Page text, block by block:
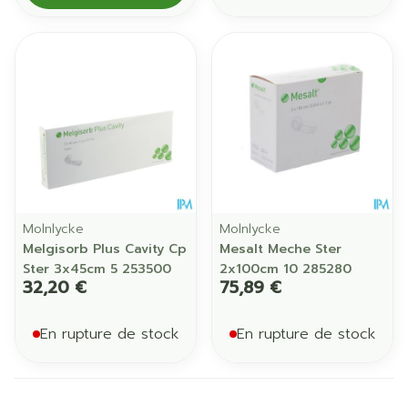
Molnlycke
Melgisorb Plus Cavity Cp
Ster 3x45cm 5 253500
32,20 €
En rupture de stock
Molnlycke
Mesalt Meche Ster
2x100cm 10 285280
75,89 €
En rupture de stock